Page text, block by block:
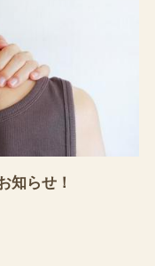
知らせ！